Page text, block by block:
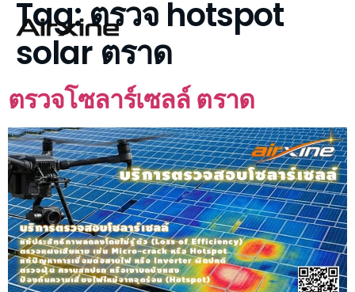
Tag:ตรวจ hotspot
solar ตราด
ตรวจโซลาร์เซลล์ ตราด